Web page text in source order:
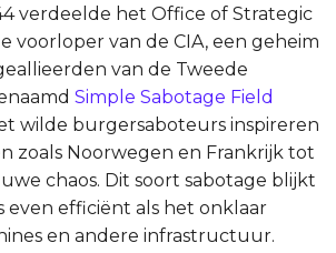
verdeelde het Office of Strategic
voorloper van de CIA, een geheim
van de Tweede
Simple Sabotage Field
wilde burgersaboteurs inspireren
zoals Noorwegen en Frankrijk tot
chaos. Dit soort sabotage blijkt
even efficiënt als het onklaar
en andere infrastructuur.